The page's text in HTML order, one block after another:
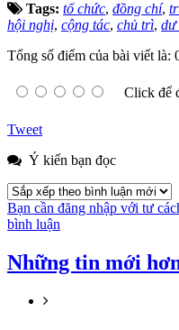
Tags: tổ chức, đồng chí,
hội nghị, cộng tác, chủ trì, dư
Tổng số điểm của bài viết là:
Click để
Tweet
Ý kiến bạn đọc
Bạn cần đăng nhập với tư
bình luận
Những tin mới